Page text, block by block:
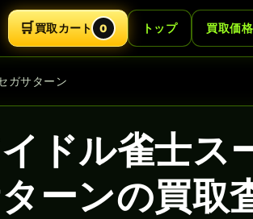
🛒買取カート 0 トップ 買取価
ガサターン
ドル雀士ス
ーンの買取